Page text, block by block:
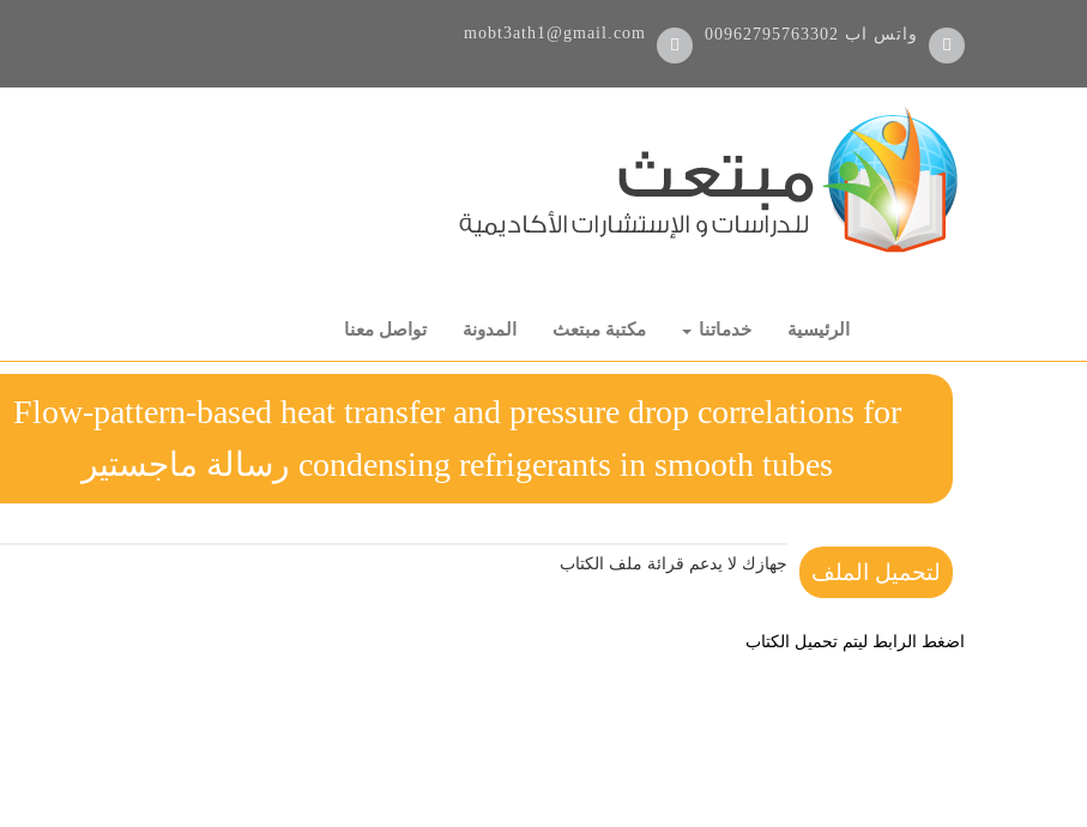
00962795763302 واتس اب mobt3ath1@gmail.com
الرئيسية خدماتنا مكتبة مبتعث المدونة تواصل معنا
Flow-pattern-based heat transfer and pressure drop correlations for
condensing refrigerants in smooth tubes رسالة ماجستير
لتحميل الملف جهازك لا يدعم قرائة ملف الكتاب
اضغط الرابط ليتم تحميل الكتاب